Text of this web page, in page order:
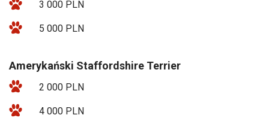
3 000 PLN
5 000 PLN
Amerykański Staffordshire Terrier
2 000 PLN
4 000 PLN